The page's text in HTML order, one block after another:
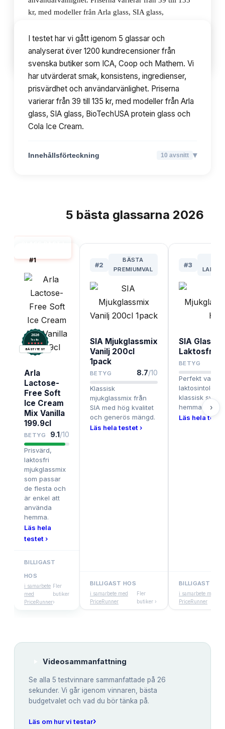
kr, med modeller från Arla glass, SIA glass,
Innehållsförteckning 10avsnitt
I testet har vi gått igenom 5 glassar och
analyserat över 1200 kundrecensioner från
svenska butiker som ICA, Coop och Mathem. Vi
har utvärderat smak, konsistens, ingredienser,
prisvärdhet och användarvänlighet. Priserna
varierar från 39 till 135 kr, med modeller från Arla
glass, SIA glass, BioTechUSA protein glass och
Cola Ice Cream.
Innehållsförteckning 10 avsnitt ▾
5 bästa glassarna 2026
#1
2026
Testix.
BÄST I TEST
Arla
Lactose-
Free Soft
Ice Cream
Mix Vanilla
199.9cl
BETYG 9.1/10
Prisvärd,
laktosfri
mjukglassmix
som passar
de flesta och
är enkel att
använda
hemma.
Läs hela
testet ›
BILLIGAST
HOS
i samarbete
med
PriceRunner
Fler
butiker
›
#2
BÄSTA
PREMIUMVAL
SIA Mjukglassmix
Vanilj 200cl
1pack
BETYG 8.7/10
Klassisk
mjukglassmix från
SIA med hög kvalitet
och generös mängd.
Läs hela testet ›
BILLIGAST HOS
i samarbete med
PriceRunner
Fler
butiker ›
#3
SIA Glass
Laktosfri
BETYG
Perfekt val för
klassisk
hemma.
Läs hela
BILLIGAST HOS
i samarbete med
PriceRunner
›
Videosammanfattning
Se alla 5 testvinnare sammanfattade på 26
sekunder. Vi går igenom vinnaren, bästa
budgetvalet och vad du bör tänka på.
Läs om hur vi testar›